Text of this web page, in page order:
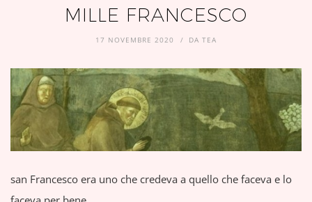
MILLE FRANCESCO
17 NOVEMBRE 2020 DA TEA
san Francesco era uno che credeva a quello che faceva e lo